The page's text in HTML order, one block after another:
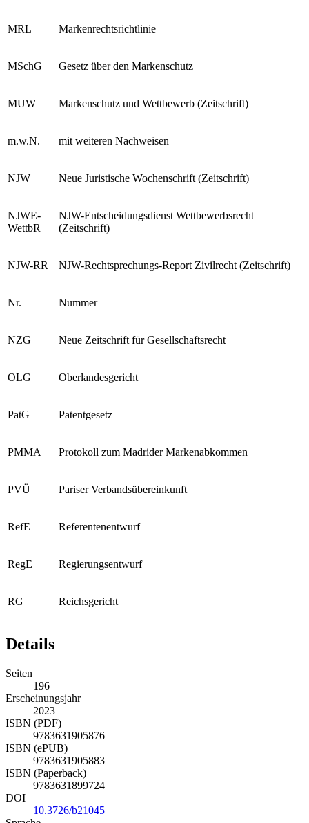
MRL Markenrechtsrichtlinie
MSchG Gesetz über den Markenschutz
MUW Markenschutz und Wettbewerb (Zeitschrift)
m.w.N. mit weiteren Nachweisen
NJW Neue Juristische Wochenschrift (Zeitschrift)
NJWE-
WettbR
NJW-Entscheidungsdienst Wettbewerbsrecht
(Zeitschrift)
NJW-RR NJW-Rechtsprechungs-Report Zivilrecht (Zeitschrift)
Nr. Nummer
NZG Neue Zeitschrift für Gesellschaftsrecht
OLG Oberlandesgericht
PatG Patentgesetz
PMMA Protokoll zum Madrider Markenabkommen
PVÜ Pariser Verbandsübereinkunft
RefE Referentenentwurf
RegE Regierungsentwurf
RG Reichsgericht
Details
Seiten
196
Erscheinungsjahr
2023
ISBN (PDF)
9783631905876
ISBN (ePUB)
9783631905883
ISBN (Paperback)
9783631899724
DOI
10.3726/b21045